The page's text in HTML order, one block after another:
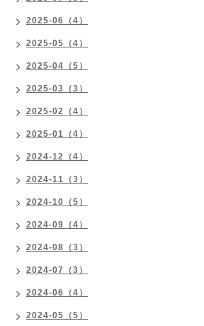
2025-06（4）
2025-05（4）
2025-04（5）
2025-03（3）
2025-02（4）
2025-01（4）
2024-12（4）
2024-11（3）
2024-10（5）
2024-09（4）
2024-08（3）
2024-07（3）
2024-06（4）
2024-05（5）